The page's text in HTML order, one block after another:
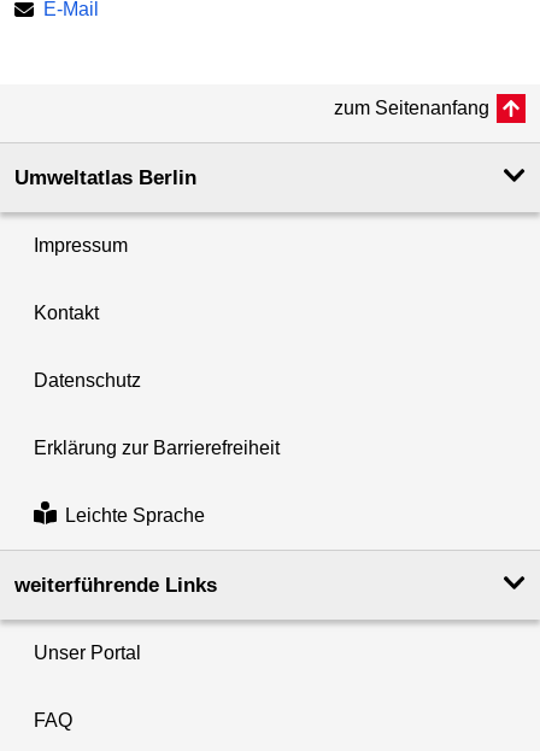
E-Mail
zum Seitenanfang
Umweltatlas Berlin
Impressum
Kontakt
Datenschutz
Erklärung zur Barrierefreiheit
Leichte Sprache
weiterführende Links
Unser Portal
FAQ